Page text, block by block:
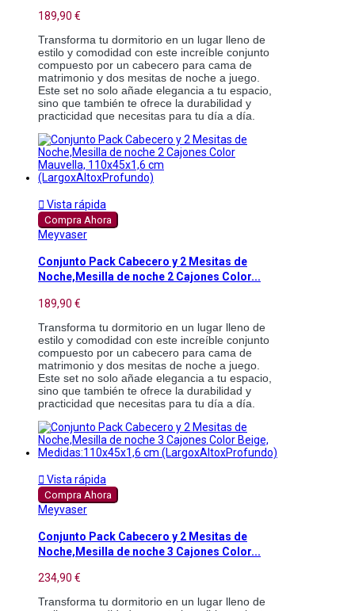
189,90 €
Transforma tu dormitorio en un lugar lleno de
estilo y comodidad con este increíble conjunto
compuesto por un cabecero para cama de
matrimonio y dos mesitas de noche a juego.
Este set no solo añade elegancia a tu espacio,
sino que también te ofrece la durabilidad y
practicidad que necesitas para tu día a día.
 Vista rápida
Compra Ahora
Meyvaser
Conjunto Pack Cabecero y 2 Mesitas de
Noche,Mesilla de noche 2 Cajones Color...
189,90 €
Transforma tu dormitorio en un lugar lleno de
estilo y comodidad con este increíble conjunto
compuesto por un cabecero para cama de
matrimonio y dos mesitas de noche a juego.
Este set no solo añade elegancia a tu espacio,
sino que también te ofrece la durabilidad y
practicidad que necesitas para tu día a día.
 Vista rápida
Compra Ahora
Meyvaser
Conjunto Pack Cabecero y 2 Mesitas de
Noche,Mesilla de noche 3 Cajones Color...
234,90 €
Transforma tu dormitorio en un lugar lleno de